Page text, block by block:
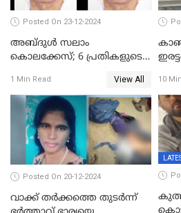
Posted On 23-12-2024
അബ്ദുള്‍ സലാം
കൊലക്കേസ്‌; 6 പ്രതികളുടെ
1 Min Read View All 10
Posted On 20-12-2024
വാക്ക് തര്‍ക്കത്തെ തുടര്‍ന്ന്